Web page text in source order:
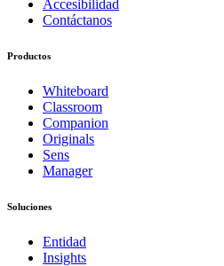
Accesibilidad
Contáctanos
Productos
Whiteboard
Classroom
Companion
Originals
Sens
Manager
Soluciones
Entidad
Insights